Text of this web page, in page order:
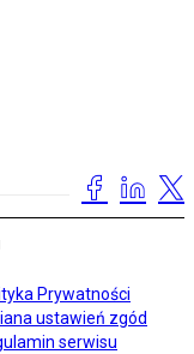
Prywatności
ustawień zgód
serwisu